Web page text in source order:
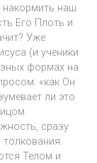
наш
Его Плоть и
Уже
(и ученики
формах на
«как Он
ли это
сразу
Телом и